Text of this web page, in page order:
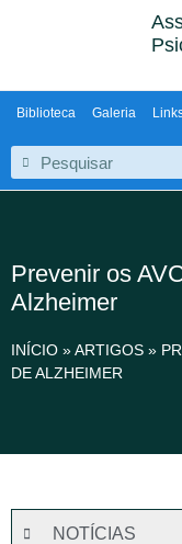
Biblioteca Galeria
Prevenir os
Alzheimer
INÍCIO »ARTIGOS »
DE ALZHEIMER
NOTÍCIAS